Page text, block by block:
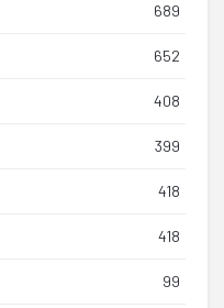
689
652
408
399
418
418
99